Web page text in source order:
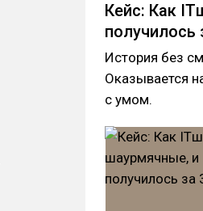
Кейс: Как
получилось
История без
Оказывается
с умом.